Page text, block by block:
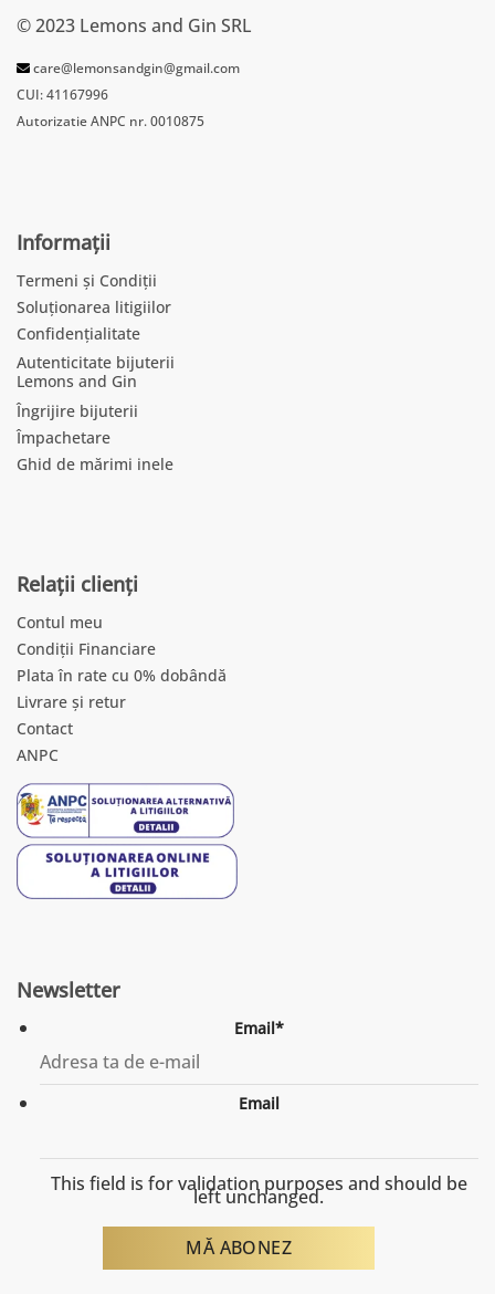
© 2023 Lemons and Gin SRL
care@lemonsandgin@gmail.com
CUI: 41167996
Autorizatie ANPC nr. 0010875
Informații
Termeni și Condiții
Soluționarea litigiilor
Confidențialitate
Autenticitate bijuterii
Lemons and Gin
Îngrijire bijuterii
Împachetare
Ghid de mărimi inele
Relații clienți
Contul meu
Condiții Financiare
Plata în rate cu 0% dobândă
Livrare și retur
Contact
ANPC
Newsletter
Email*
Email
This field is for validation purposes and should be
left unchanged.